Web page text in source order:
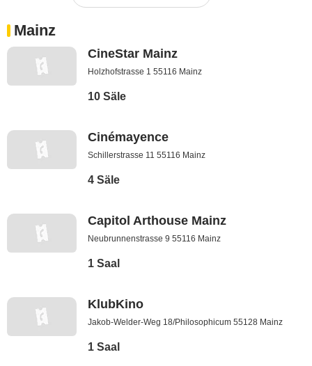
Mainz
CineStar Mainz
Holzhofstrasse 1 55116 Mainz
10 Säle
Cinémayence
Schillerstrasse 11 55116 Mainz
4 Säle
Capitol Arthouse Mainz
Neubrunnenstrasse 9 55116 Mainz
1 Saal
KlubKino
Jakob-Welder-Weg 18/Philosophicum 55128 Mainz
1 Saal